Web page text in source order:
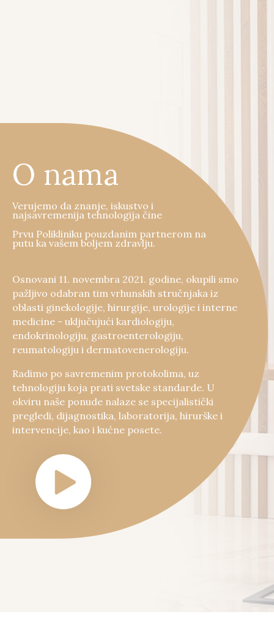
O nama
Verujemo da znanje, iskustvo i
najsavremenija tehnologija čine
Prvu Polikliniku pouzdanim partnerom na
putu ka vašem boljem zdravlju.
Osnovani 11. novembra 2021. godine, okupili smo
pažljivo odabran tim vrhunskih stručnjaka iz
oblasti ginekologije, hirurgije, urologije i interne
medicine - uključujući kardiologiju,
endokrinologiju, gastroenterologiju,
reumatologiju i dermatovenerologiju.
Radimo po savremenim protokolima, uz
tehnologiju koja prati svetske standarde. U
okviru naše ponude nalaze se specijalistički
pregledi, dijagnostika, laboratorija, hirurške i
intervencije, kao i kućne posete.